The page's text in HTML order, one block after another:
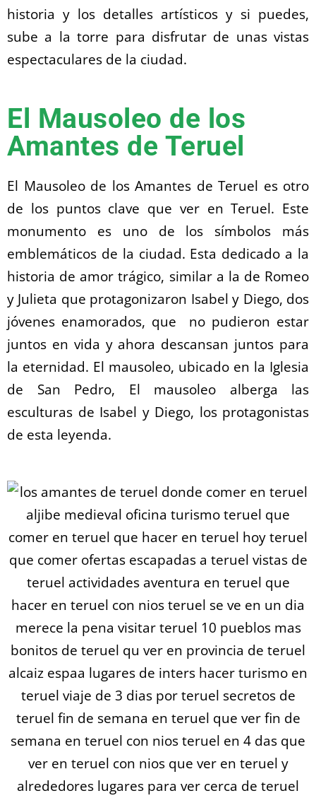
historia y los detalles artísticos y si puedes,
sube a la torre para disfrutar de unas vistas
espectaculares de la ciudad.
El Mausoleo de los
Amantes de Teruel
El Mausoleo de los Amantes de Teruel es otro
de los puntos clave que ver en Teruel. Este
monumento es uno de los símbolos más
emblemáticos de la ciudad. Esta dedicado a la
historia de amor trágico, similar a la de Romeo
y Julieta que protagonizaron Isabel y Diego, dos
jóvenes enamorados, que no pudieron estar
juntos en vida y ahora descansan juntos para
la eternidad. El mausoleo, ubicado en la Iglesia
de San Pedro, El mausoleo alberga las
esculturas de Isabel y Diego, los protagonistas
de esta leyenda.